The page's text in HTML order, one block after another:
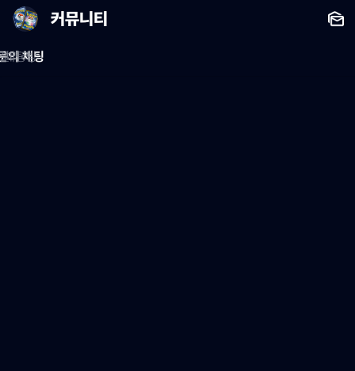
커뮤니티
의 채팅
러리
채팅방